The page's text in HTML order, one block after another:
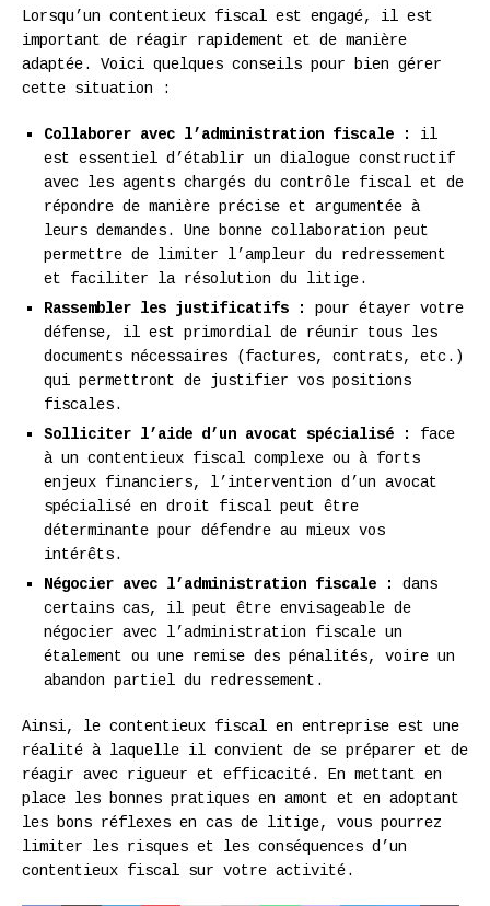
Lorsqu’un contentieux fiscal est engagé, il est
important de réagir rapidement et de manière
adaptée. Voici quelques conseils pour bien gérer
cette situation :
Collaborer avec l’administration fiscale :
il
est essentiel d’établir un dialogue constructif
avec les agents chargés du contrôle fiscal et de
répondre de manière précise et argumentée à
leurs demandes. Une bonne collaboration peut
permettre de limiter l’ampleur du redressement
et faciliter la résolution du litige.
Rassembler les justificatifs :
pour étayer votre
défense, il est primordial de réunir tous les
documents nécessaires (factures, contrats, etc.)
qui permettront de justifier vos positions
fiscales.
Solliciter l’aide d’un avocat spécialisé :
face
à un contentieux fiscal complexe ou à forts
enjeux financiers, l’intervention d’un avocat
spécialisé en droit fiscal peut être
déterminante pour défendre au mieux vos
intérêts.
Négocier avec l’administration fiscale :
dans
certains cas, il peut être envisageable de
négocier avec l’administration fiscale un
étalement ou une remise des pénalités, voire un
abandon partiel du redressement.
Ainsi, le contentieux fiscal en entreprise est une
réalité à laquelle il convient de se préparer et de
réagir avec rigueur et efficacité. En mettant en
place les bonnes pratiques en amont et en adoptant
les bons réflexes en cas de litige, vous pourrez
limiter les risques et les conséquences d’un
contentieux fiscal sur votre activité.